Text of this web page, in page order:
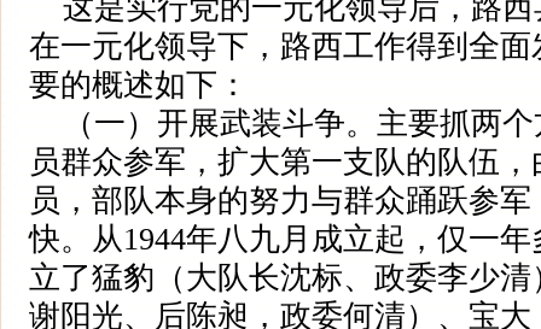
这是实行党的一元化领导后，路西
在一元化领导下，路西工作得到全
要的概述如下：
（一）开展武装斗争。主要抓两个
员群众参军，扩大第一支队的队伍
员，部队本身的努力与群众踊跃参
快。从1944年八九月成立起，仅一
立了猛豹（大队长沈标、政委李少
谢阳光、后陈昶，政委何清）、宝